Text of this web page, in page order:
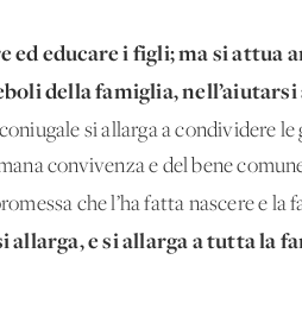
ed educare i figli; ma si
della famiglia,
si allarga a condividere
convivenza e del bene
che l’ha fatta nascere e la
allarga, e si allarga a tutta la